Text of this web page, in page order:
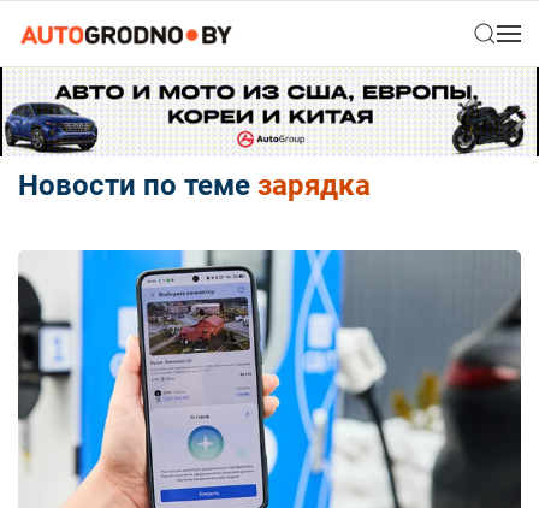
Новости по теме зарядка